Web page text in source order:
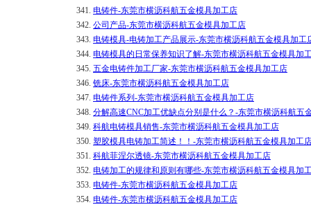
341. 电铸件-东莞市横沥科航五金模具加工店
342. 公司产品-东莞市横沥科航五金模具加工店
343. 电铸模具-电铸加工产品展示-东莞市横沥科航五金模具加工
344. 电铸模具的日常保养知识了解-东莞市横沥科航五金模具加
345. 五金电铸件加工厂家-东莞市横沥科航五金模具加工店
346. 铣床-东莞市横沥科航五金模具加工店
347. 电铸件系列-东莞市横沥科航五金模具加工店
348. 分解高速CNC加工优缺点分别是什么？-东莞市横沥科航五
349. 科航电铸模具销售-东莞市横沥科航五金模具加工店
350. 塑胶模具电铸加工简述！！-东莞市横沥科航五金模具加工
351. 科航菲涅尔透镜-东莞市横沥科航五金模具加工店
352. 电铸加工的规律和原则有哪些-东莞市横沥科航五金模具加
353. 电铸件-东莞市横沥科航五金模具加工店
354. 电铸件-东莞市横沥科航五金模具加工店